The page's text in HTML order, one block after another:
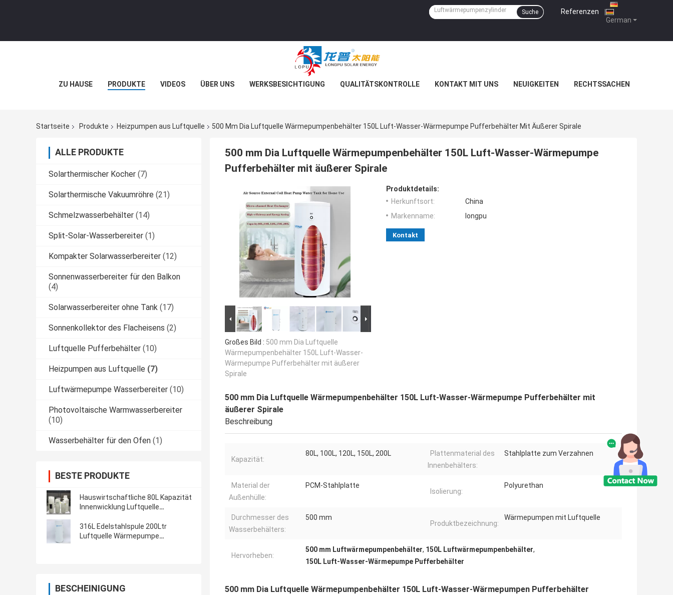
German
Referenzen |
Suche
ZU HAUSE PRODUKTE VIDEOS ÜBER UNS WERKSBESICHTIGUNG QUALITÄTSKONTROLLE KONTAKT MIT UNS NEUIGKEITEN RECHTSSACHEN
Startseite Produkte Heizpumpen aus Luftquelle 500 Mm Dia Luftquelle Wärmepumpenbehälter 150L Luft-Wasser-Wärmepumpe Pufferbehälter Mit Äußerer Spirale
ALLE PRODUKTE
Solarthermischer Kocher (7)
Solarthermische Vakuumröhre (21)
Schmelzwasserbehälter (14)
Split-Solar-Wasserbereiter (1)
Kompakter Solarwasserbereiter (12)
Sonnenwasserbereiter für den Balkon
(4)
Solarwasserbereiter ohne Tank (17)
Sonnenkollektor des Flacheisens (2)
Luftquelle Pufferbehälter (10)
Heizpumpen aus Luftquelle (7)
Luftwärmepumpe Wasserbereiter (10)
Photovoltaische Warmwasserbereiter
(10)
Wasserbehälter für den Ofen (1)
BESTE PRODUKTE
Hauswirtschaftliche 80L Kapazität
Innenwicklung Luftquelle
aus Emailleisenplatte
316L Edelstahlspule 200Ltr
Luftquelle Wärmepumpe
BESCHEINIGUNG
500 mm Dia Luftquelle Wärmepumpenbehälter 150L Luft-Wasser-Wärmepumpe
Pufferbehälter mit äußerer Spirale
Großes Bild : 500 mm Dia Luftquelle
Wärmepumpenbehälter 150L Luft-Wasser-
Wärmepumpe Pufferbehälter mit äußerer
Spirale
Produktdetails:
Herkunftsort:
China
Markenname:
longpu
Kontakt
500 mm Dia Luftquelle Wärmepumpenbehälter 150L Luft-Wasser-Wärmepumpe Pufferbehälter mit
äußerer Spirale
Beschreibung
Kapazität:
80L, 100L, 120L, 150L, 200L
Plattenmaterial des
Innenbehälters:
Stahlplatte zum Verzahnen
Material der
Außenhülle:
PCM-Stahlplatte
Isolierung:
Polyurethan
Durchmesser des
Wasserbehälters:
500 mm
Produktbezeichnung:
Wärmepumpen mit Luftquelle
Hervorheben:
500 mm Luftwärmepumpenbehälter, 150L Luftwärmepumpenbehälter,
150L Luft-Wasser-Wärmepumpe Pufferbehälter
500 mm Dia Luftquelle Wärmepumpenbehälter 150L Luft-Wasser-Wärmepumpen Pufferbehälter